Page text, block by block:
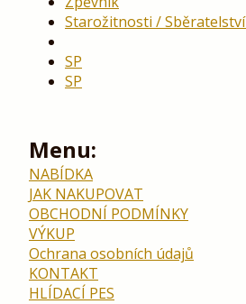
Starožitnosti / Sběratelství
SP
SP
Menu:
NABÍDKA
JAK NAKUPOVAT
OBCHODNÍ PODMÍNKY
VÝKUP
Ochrana osobních údajů
KONTAKT
HLÍDACÍ PES